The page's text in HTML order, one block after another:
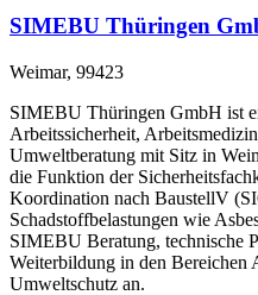
SIMEBU Thüringen
Weimar, 99423
SIMEBU Thüringen GmbH ist
Arbeitssicherheit,
Umweltberatung mit Sitz in
die Funktion der
Koordination nach BaustellV
Schadstoffbelastungen wie
SIMEBU Beratung, technische
Weiterbildung in den Bereichen
Umweltschutz an.